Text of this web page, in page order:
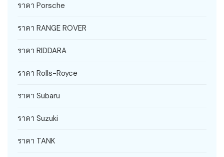
ราคา Porsche
ราคา RANGE ROVER
ราคา RIDDARA
ราคา Rolls-Royce
ราคา Subaru
ราคา Suzuki
ราคา TANK